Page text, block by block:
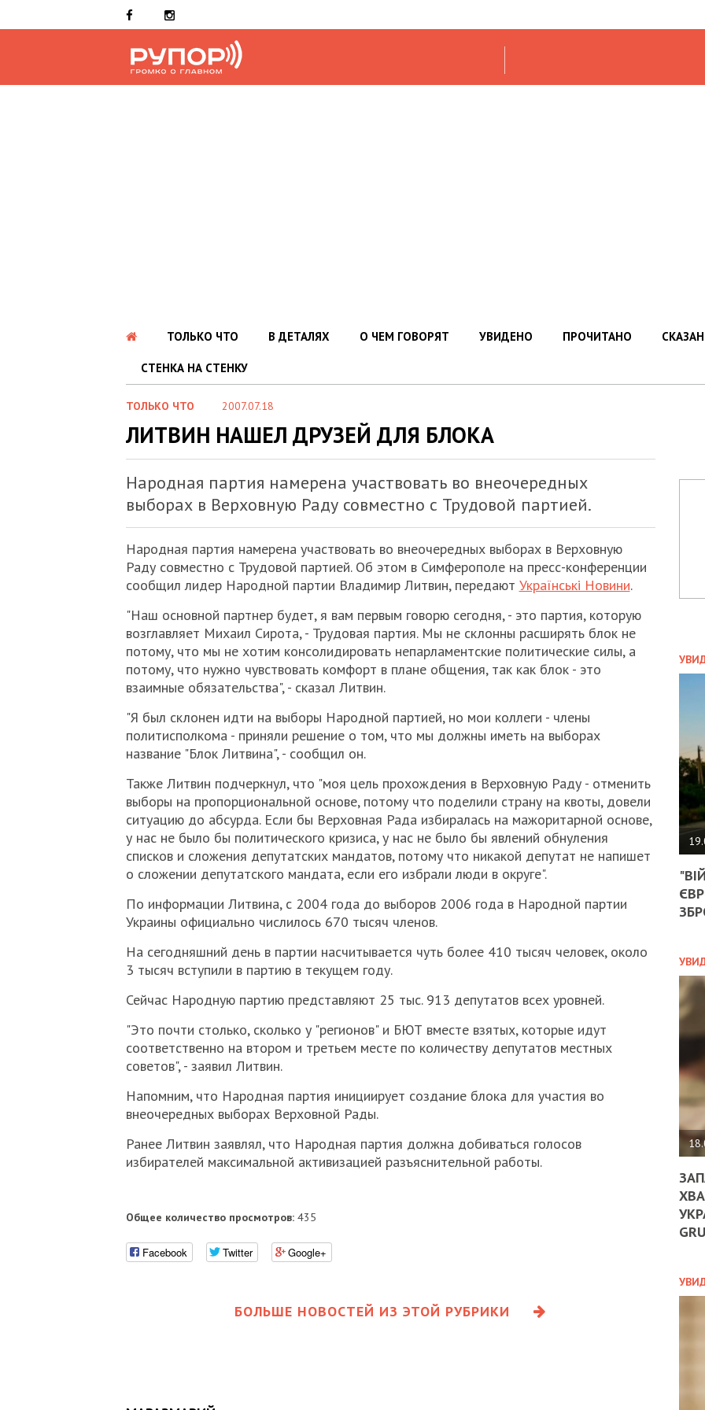
ТОЛЬКО ЧТО В ДЕТАЛЯХ О ЧЕМ ГОВОРЯТ УВИДЕНО ПРОЧИТАНО
СТЕНКА НА СТЕНКУ
ТОЛЬКО ЧТО 2007.07.18
ЛИТВИН НАШЕЛ ДРУЗЕЙ ДЛЯ БЛОКА
Народная партия намерена участвовать во внеочередных
выборах в Верховную Раду совместно с Трудовой партией.
Народная партия намерена участвовать во внеочередных выборах в Верховную
Раду совместно с Трудовой партией. Об этом в Симферополе на пресс-конференции
сообщил лидер Народной партии Владимир Литвин, передают Українські Новини.
"Наш основной партнер будет, я вам первым говорю сегодня, - это партия, которую
возглавляет Михаил Сирота, - Трудовая партия. Мы не склонны расширять блок не
потому, что мы не хотим консолидировать непарламентские политические силы, а
потому, что нужно чувствовать комфорт в плане общения, так как блок - это
взаимные обязательства", - сказал Литвин.
"Я был склонен идти на выборы Народной партией, но мои коллеги - члены
политисполкома - приняли решение о том, что мы должны иметь на выборах
название "Блок Литвина", - сообщил он.
Также Литвин подчеркнул, что "моя цель прохождения в Верховную Раду - отменить
выборы на пропорциональной основе, потому что поделили страну на квоты, довели
ситуацию до абсурда. Если бы Верховная Рада избиралась на мажоритарной основе,
у нас не было бы политического кризиса, у нас не было бы явлений обнуления
списков и сложения депутатских мандатов, потому что никакой депутат не напишет
о сложении депутатского мандата, если его избрали люди в округе".
По информации Литвина, с 2004 года до выборов 2006 года в Народной партии
Украины официально числилось 670 тысяч членов.
На сегодняшний день в партии насчитывается чуть более 410 тысяч человек, около
3 тысяч вступили в партию в текущем году.
Сейчас Народную партию представляют 25 тыс. 913 депутатов всех уровней.
"Это почти столько, сколько у "регионов" и БЮТ вместе взятых, которые идут
соответственно на втором и третьем месте по количеству депутатов местных
советов", - заявил Литвин.
Напомним, что Народная партия инициирует создание блока для участия во
внеочередных выборах Верховной Рады.
Ранее Литвин заявлял, что Народная партия должна добиваться голосов
избирателей максимальной активизацией разъяснительной работы.
Общее количество просмотров:435
Facebook Twitter Google+
БОЛЬШЕ НОВОСТЕЙ ИЗ ЭТОЙ РУБРИКИ
НА
ДО
ЄС
-